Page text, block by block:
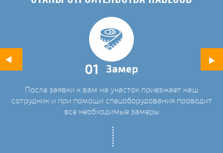
01 Замер
После заявки к вам на участок приезжает наш
сотрудник и при помощи спецоборудования проводит
все необходимые замеры